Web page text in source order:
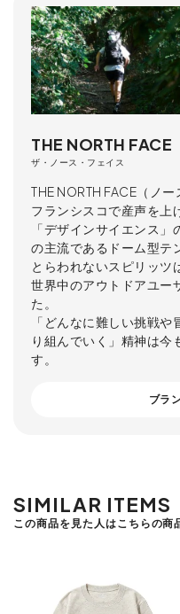
THE NORTH FACE
ザ・ノース・フェイス
THE NORTH FACE（ノ
フランシスコで産声を上
「デザインサイエンス
の主流であるドーム型テ
とらわれないスピリッツ
世界中のアウトドアユー
た。
「どんなに難しい挑戦
り組んでいく」精神は今
す。
ブラ
SIMILAR ITEMS
この商品を見た人はこちらの商